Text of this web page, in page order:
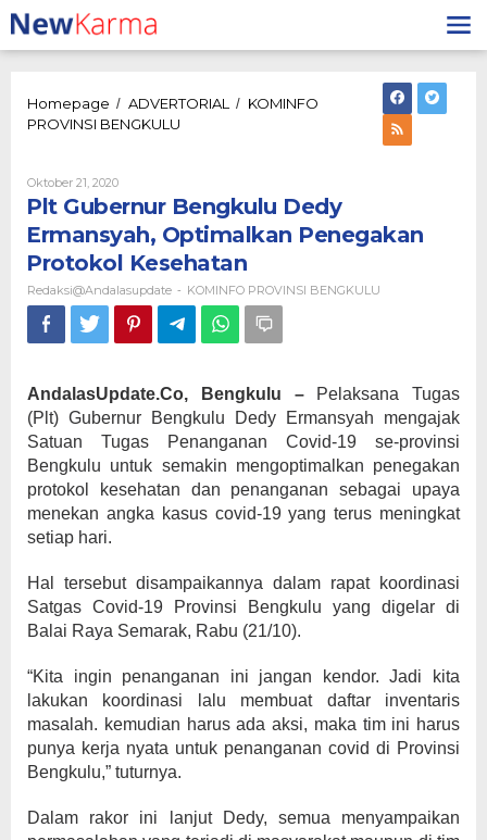
Lewati
ke
konten
Homepage / ADVERTORIAL / KOMINFO
PROVINSI BENGKULU
Ermansyah,
Optimalkan
Penegakan
Protokol
Oktober 21, 2020Oleh
Redaksi@andalasupdate
Plt Gubernur Bengkulu Dedy
Ermansyah, Optimalkan Penegakan
Protokol Kesehatan
Redaksi@andalasupdate - KOMINFO PROVINSI BENGKULU
AndalasUpdate.Co, Bengkulu –Pelaksana Tugas
(Plt) Gubernur Bengkulu Dedy Ermansyah mengajak
Satuan Tugas Penanganan Covid-19 se-provinsi
Bengkulu untuk semakin mengoptimalkan penegakan
protokol kesehatan dan penanganan sebagai upaya
menekan angka kasus covid-19 yang terus meningkat
setiap hari.
Hal tersebut disampaikannya dalam rapat koordinasi
Satgas Covid-19 Provinsi Bengkulu yang digelar di
Balai Raya Semarak, Rabu (21/10).
“Kita ingin penanganan ini jangan kendor. Jadi kita
lakukan koordinasi lalu membuat daftar inventaris
masalah. kemudian harus ada aksi, maka tim ini harus
punya kerja nyata untuk penanganan covid di Provinsi
Bengkulu,” tuturnya.
Dalam rakor ini lanjut Dedy, semua menyampaikan